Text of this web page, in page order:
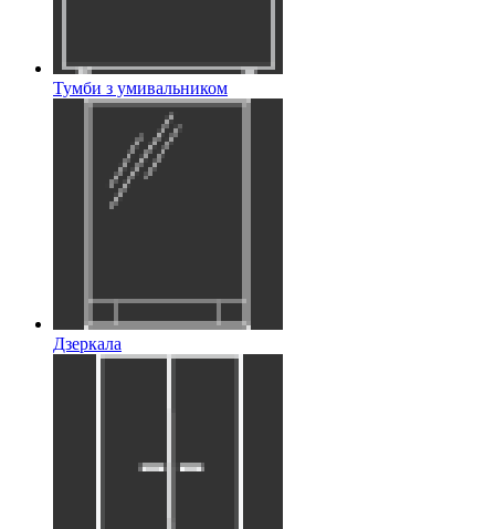
Тумби з умивальником
Дзеркала